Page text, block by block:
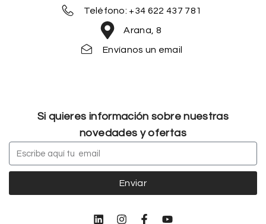
Teléfono: +34 622 437 781
Arana, 8
Envíanos un email
Si quieres información sobre nuestras
novedades y ofertas
Enviar